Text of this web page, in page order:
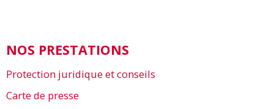
NOS PRESTATIONS
Protection juridique et conseils
Carte de presse